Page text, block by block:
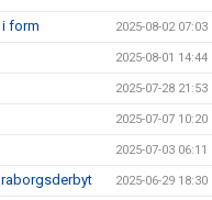
form 2025-08-02 07:03
2025-08-01 14:44
2025-07-28 21:53
2025-07-07 10:20
2025-07-03 06:11
2025-06-29 18:30